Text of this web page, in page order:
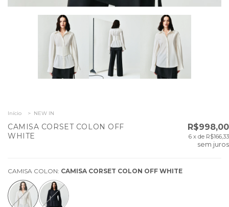
Início > NEW IN
CAMISA CORSET COLON OFF
WHITE
R$998,00
6 x de R$166,33
sem juros
CAMISA COLON: CAMISA CORSET COLON OFF WHITE